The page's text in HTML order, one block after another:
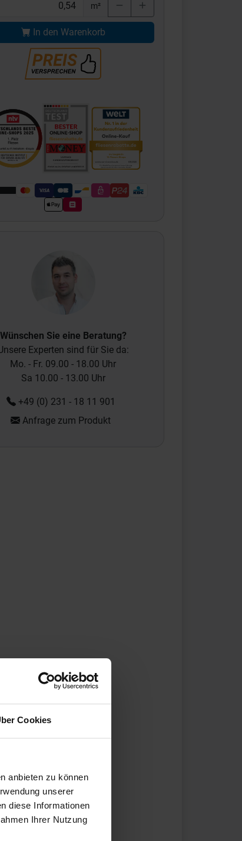
Cookies
anbieten zu können
unserer
diese Informationen
Ihrer Nutzung
m²
In den Warenkorb
Wünschen Sie eine Beratung?
Experten sind für Sie da:
Mo. - Fr. 09.00 - 18.00 Uhr
Sa 10.00 - 13.00 Uhr
+49 (0) 231 - 18 11 901
Anfrage zum Produkt